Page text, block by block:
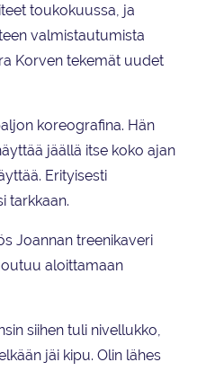
toukokuussa, ja
valmistautumista
Korven tekemät uudet
koreografina. Hän
jäällä itse koko ajan
Erityisesti
tarkkaan.
Joannan treenikaveri
aloittamaan
siihen tuli nivellukko,
jäi kipu. Olin lähes